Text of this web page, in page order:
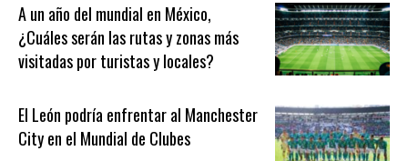
A un año del mundial en México,
¿Cuáles serán las rutas y zonas más
visitadas por turistas y locales?
El León podría enfrentar al Manchester
City en el Mundial de Clubes